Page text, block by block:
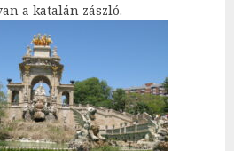
a katalán zászló.